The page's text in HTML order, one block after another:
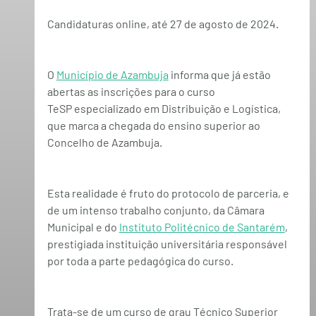
Candidaturas online, até 27 de agosto de 2024.
O Município de Azambuja informa que já estão
abertas as inscrições para o curso
TeSP especializado em Distribuição e Logística,
que marca a chegada do ensino superior ao
Concelho de Azambuja.
Esta realidade é fruto do protocolo de parceria, e
de um intenso trabalho conjunto, da Câmara
Municipal e do Instituto Politécnico de Santarém,
prestigiada instituição universitária responsável
por toda a parte pedagógica do curso.
Trata-se de um curso de grau Técnico Superior